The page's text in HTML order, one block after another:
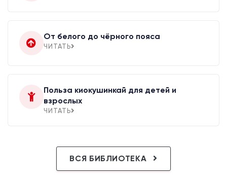
От белого до чёрного пояса
ЧИТАТЬ
Польза киокушинкай для детей и
взрослых
ЧИТАТЬ
ВСЯ БИБЛИОТЕКА